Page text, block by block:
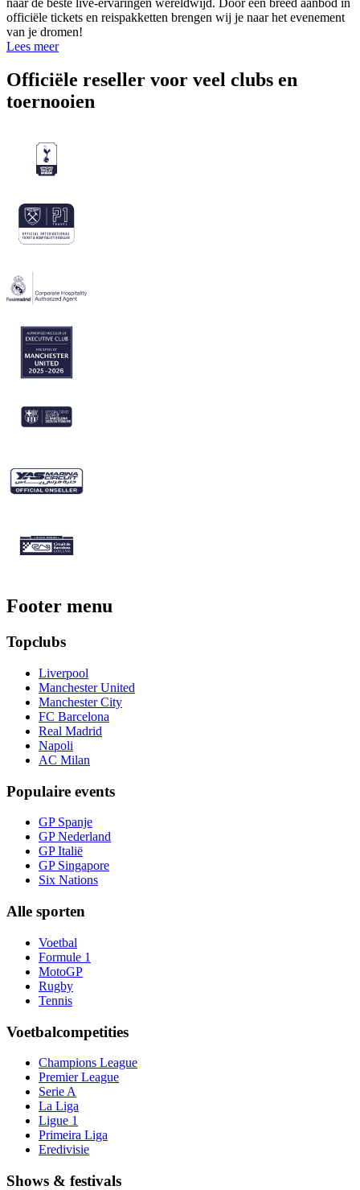
officiële tickets en reispakketten brengen wij je naar het evenement
van je dromen!
Lees meer
Officiële reseller voor veel clubs en
toernooien
Footer menu
Topclubs
Liverpool
Manchester United
Manchester City
FC Barcelona
Real Madrid
Napoli
AC Milan
Populaire events
GP Spanje
GP Nederland
GP Italië
GP Singapore
Six Nations
Alle sporten
Voetbal
Formule 1
MotoGP
Rugby
Tennis
Voetbalcompetities
Champions League
Premier League
Serie A
La Liga
Ligue 1
Primeira Liga
Eredivisie
Shows & festivals